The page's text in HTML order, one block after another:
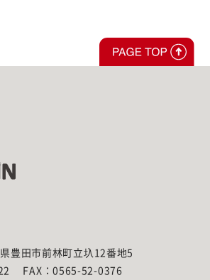
豊田市前林町立圦12番地5
FAX：0565-52-0376